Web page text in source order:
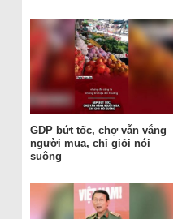
GDP bứt tốc, chợ vẫn vắng
người mua, chỉ giỏi nói
suông